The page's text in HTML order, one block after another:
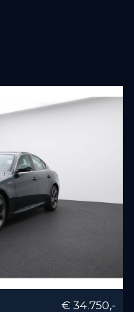
€ 34.750,-